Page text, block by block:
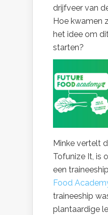
drijfveer van
Hoe kwamen
het idee om
starten?
Minke vertelt
Tofunize It, is
een
Food
traineeship
plantaardige